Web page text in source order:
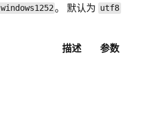
windows1252。 默认为 utf8
描述 参数